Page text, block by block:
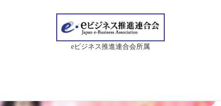
eビジネス推進連合会所属